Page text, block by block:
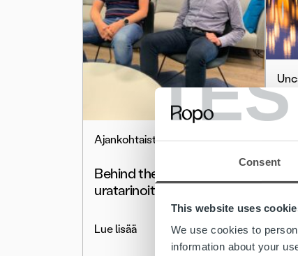
Consent
This website uses
We use cookies to
information about your
Ajankohtaista
Behind the scenes –
uratarinoita ropolaisista
Lue lisää
Lue